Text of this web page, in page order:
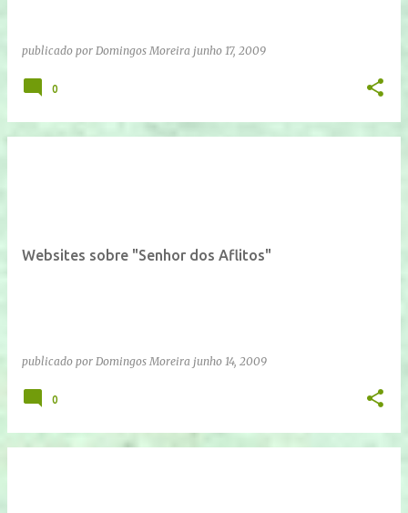
publicado por Domingos Moreira junho 17, 2009
0
Websites sobre "Senhor dos Aflitos"
publicado por Domingos Moreira junho 14, 2009
0